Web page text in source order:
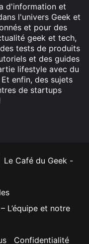
d'information et
l'univers Geek et
et pour des
geek et tech,
tests de produits
et des guides
lifestyle avec du
enfin, des sujets
de startups
Café du Geek -
L’équipe et notre
Confidentialité